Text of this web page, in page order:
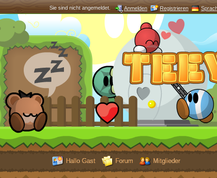
Sie sind nicht angemeldet. Anmelden Registrieren
Hallo Gast Forum Mitglieder